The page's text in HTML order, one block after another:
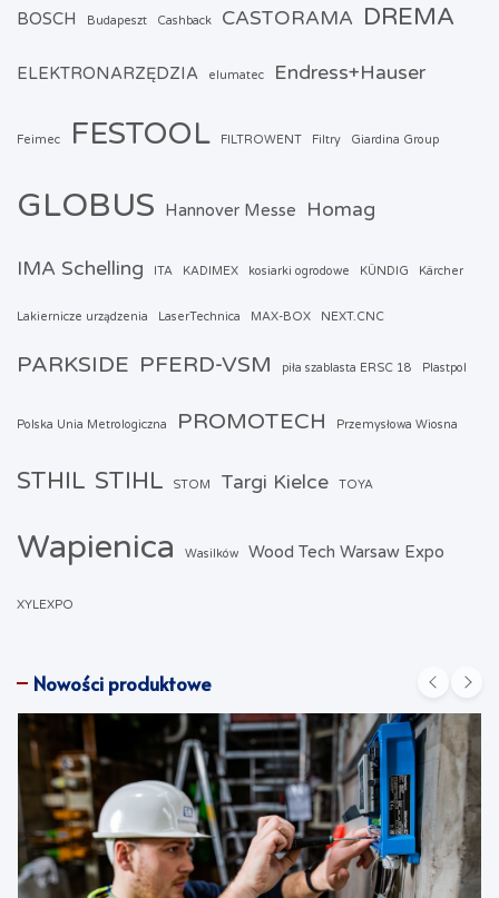
BOSCH Budapeszt Cashback CASTORAMA DREMA
ELEKTRONARZĘDZIA elumatec Endress+Hauser
Feimec FESTOOL FILTROWENT Filtry Giardina Group
GLOBUS Hannover Messe Homag
IMA Schelling ITA KADIMEX kosiarki ogrodowe KÜNDIG Kärcher
Lakiernicze urządzenia LaserTechnica MAX-BOX NEXT.CNC
PARKSIDE PFERD-VSM piła szablasta ERSC 18 Plastpol
Polska Unia Metrologiczna PROMOTECH Przemysłowa Wiosna
STHIL STIHL STOM Targi Kielce TOYA
Wapienica Wasilków Wood Tech Warsaw Expo
XYLEXPO
Nowości produktowe